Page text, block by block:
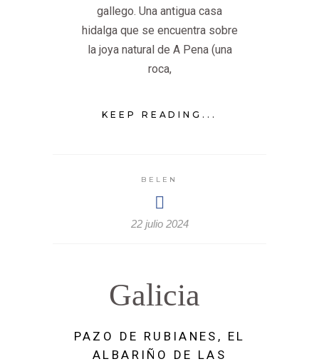
gallego. Una antigua casa
hidalga que se encuentra sobre
la joya natural de A Pena (una
roca,
KEEP READING...
BELEN
22 julio 2024
Galicia
PAZO DE RUBIANES, EL
ALBARIÑO DE LAS